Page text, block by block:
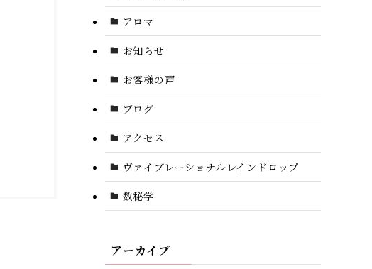
アロマ
お知らせ
お客様の声
ブログ
アクセス
ヴァイブレーショナルレインドロップ
数秘学
アーカイブ